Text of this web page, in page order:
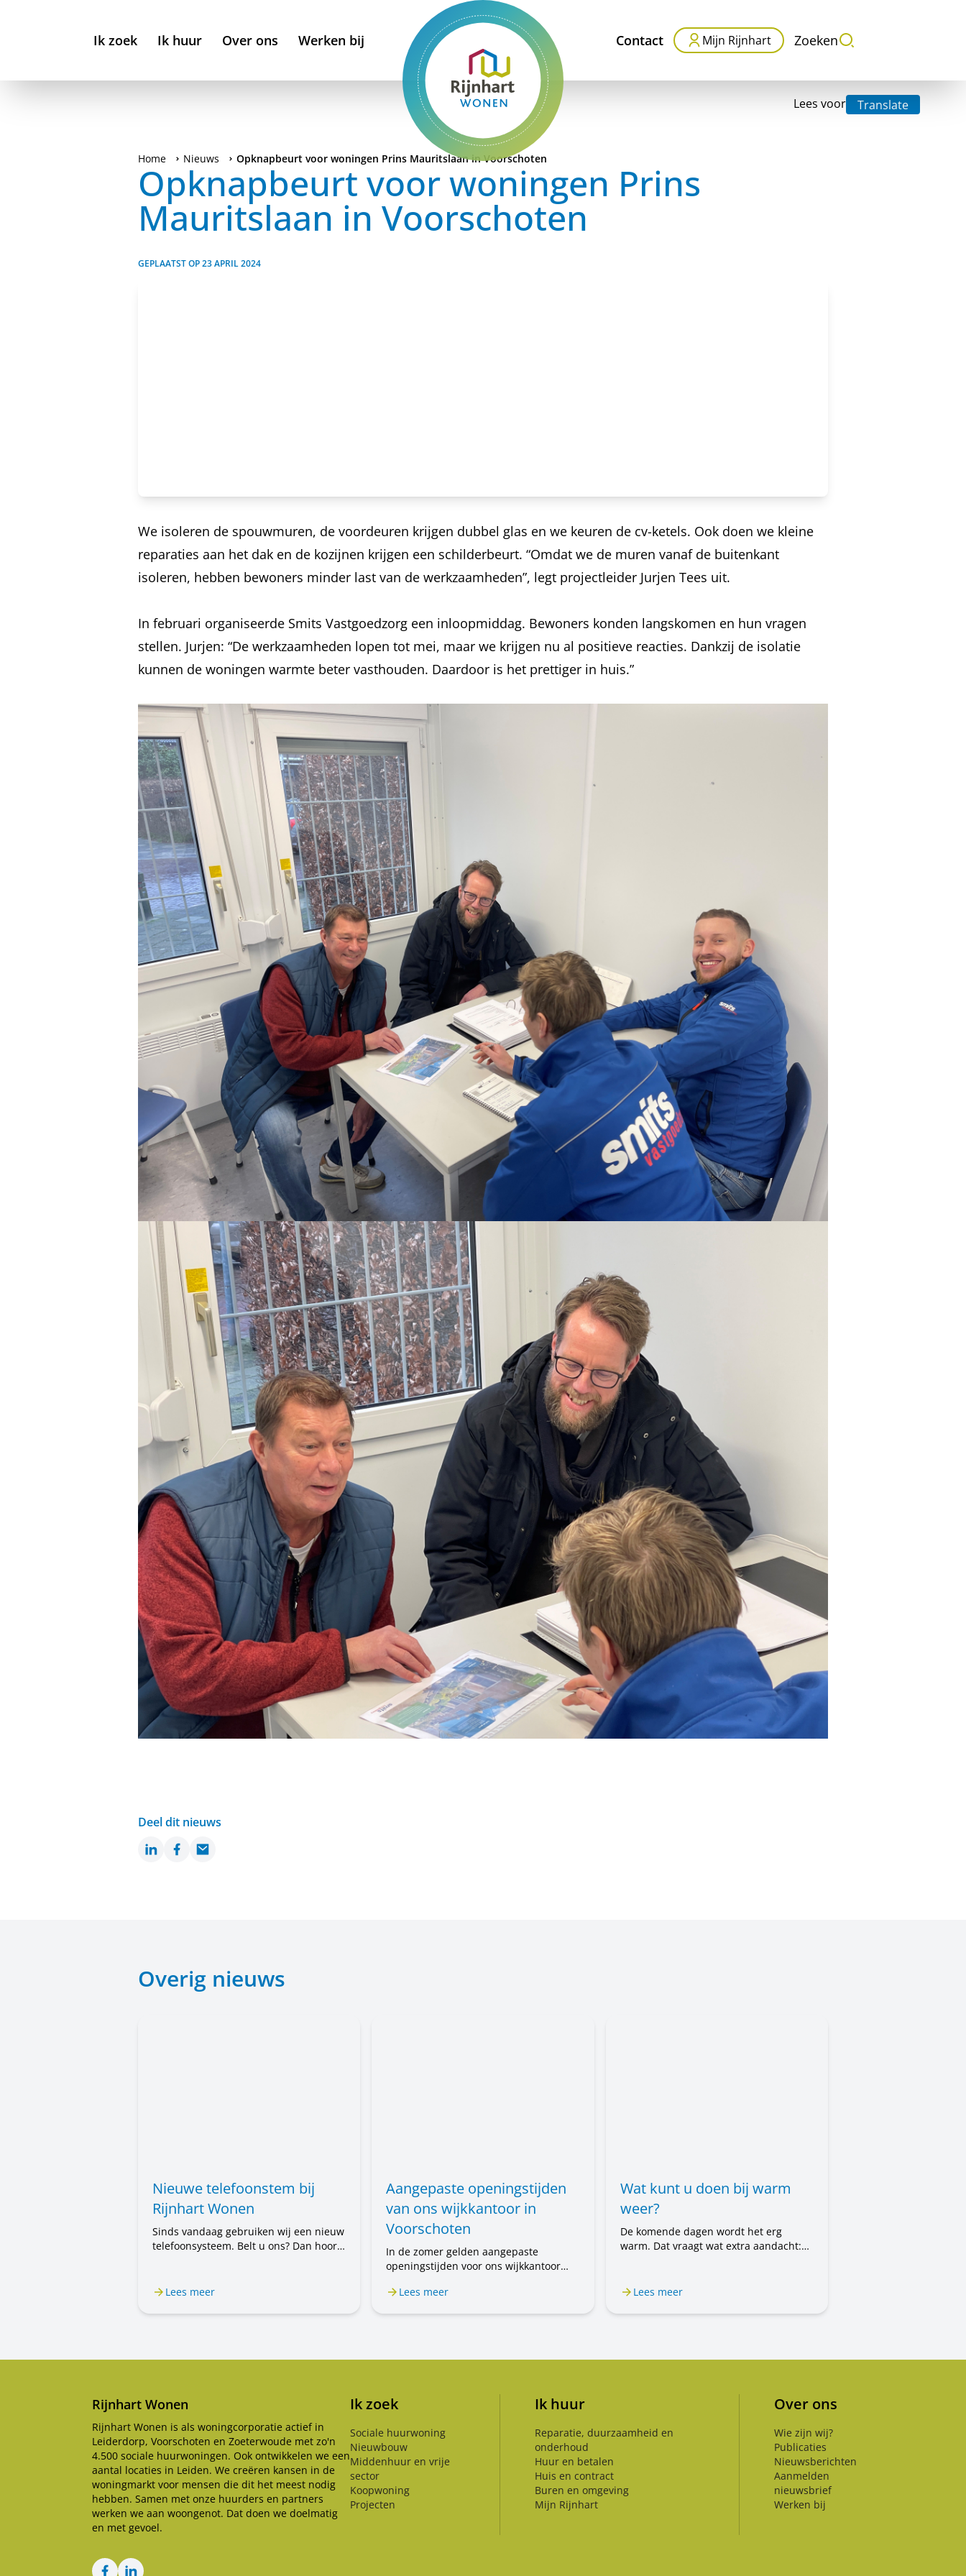
Ik zoek Ik huur Over ons Werken bij Contact Mijn Rijnhart Zoeken
Lees voor Translate
Home Nieuws Opknapbeurt voor woningen Prins Mauritslaan in Voorschoten
Opknapbeurt voor woningen Prins
Mauritslaan in Voorschoten
GEPLAATST OP23 APRIL 2024
We isoleren de spouwmuren, de voordeuren krijgen dubbel glas en we keuren de cv-ketels. Ook doen we kleine
reparaties aan het dak en de kozijnen krijgen een schilderbeurt. “Omdat we de muren vanaf de buitenkant
isoleren, hebben bewoners minder last van de werkzaamheden”, legt projectleider Jurjen Tees uit.
In februari organiseerde Smits Vastgoedzorg een inloopmiddag. Bewoners konden langskomen en hun vragen
stellen. Jurjen: “De werkzaamheden lopen tot mei, maar we krijgen nu al positieve reacties. Dankzij de isolatie
kunnen de woningen warmte beter vasthouden. Daardoor is het prettiger in huis.”
Deel dit nieuws
LinkedInFacebook
Email
Overig nieuws
Nieuwe telefoonstem bij
Rijnhart Wonen
Sinds vandaag gebruiken wij een nieuw
telefoonsysteem. Belt u ons? Dan hoort
steeds met Rijnhart Wonen. Alleen de
zijn.
Lees meer
Aangepaste openingstijden
van ons wijkkantoor in
Voorschoten
In de zomer gelden aangepaste
openingstijden voor ons wijkkantoor
Voorschoten. Van 20 juli tot en met 31
Lees meer
Wat kunt u doen bij warm
weer?
De komende dagen wordt het erg
warm. Dat vraagt wat extra aandacht:
u wat u kunt doen.
Lees meer
Rijnhart Wonen
Rijnhart Wonen is als woningcorporatie actief in
Leiderdorp, Voorschoten en Zoeterwoude met zo'n
4.500 sociale huurwoningen. Ook ontwikkelen we een
aantal locaties in Leiden. We creëren kansen in de
woningmarkt voor mensen die dit het meest nodig
hebben. Samen met onze huurders en partners
werken we aan woongenot. Dat doen we doelmatig
en met gevoel.
Ik zoek
Sociale huurwoning
Nieuwbouw
Middenhuur en vrije
sector
Koopwoning
Projecten
Ik huur
Reparatie, duurzaamheid en
onderhoud
Huur en betalen
Huis en contract
Buren en omgeving
Mijn Rijnhart
Over ons
Wie zijn wij?
Publicaties
Nieuwsberichten
Aanmelden
nieuwsbrief
Werken bij
FacebookLinkedIn